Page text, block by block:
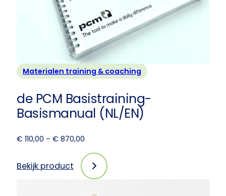
Materialen training & coaching
de PCM Basistraining-
Basismanual (NL/EN)
€ 110,00 – € 870,00
tot
€ 870,00
Bekijk product
: